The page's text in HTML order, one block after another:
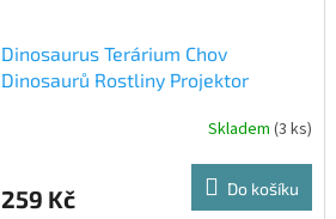
Dinosaurus Terárium Chov
Dinosaurů Rostliny Projektor
Skladem (3 ks)
259 Kč Do košíku